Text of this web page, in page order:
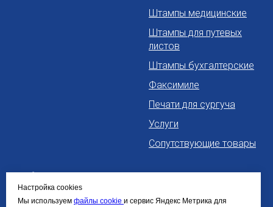
Настройка cookies
Мы используем файлы cookie и сервис Яндекс Метрика для
Штампы медицинские
Штампы для путевых
листов
Штампы бухгалтерские
Факсимиле
Печати для сургуча
Услуги
Сопутствующие товары
Информация
Политика
Контакты
+7 963 260 0060